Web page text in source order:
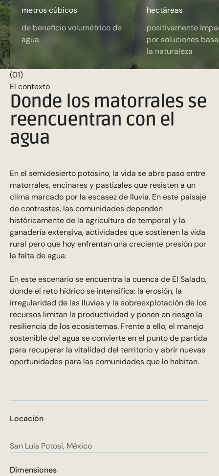
metros cúbicos
de beneficio volumétrico de
agua
hectáreas
positivamente
por soluciones
la naturaleza
(01)
El contexto
Donde los matorrales se
reencuentran con el
agua
En el semidesierto potosino, la vida se abre paso entre
matorrales, encinares y pastizales que resisten a un
clima marcado por la escasez de lluvia. En este paisaje
de contrastes, las comunidades dependen
históricamente de la agricultura de temporal y la
ganadería extensiva, actividades que sostienen la vida
rural pero que hoy enfrentan una creciente presión por
la falta de agua.
En este escenario se encuentra la cuenca de El Salado,
donde el reto hídrico se intensifica: la erosión, la
irregularidad de las lluvias y la sobreexplotación de los
recursos limitan la productividad y ponen en riesgo la
resiliencia de los ecosistemas. Frente a ello, el manejo
sostenible del agua se convierte en el punto de partida
para recuperar la vitalidad del territorio y abrir nuevas
oportunidades para las comunidades que lo habitan.
Locación
San Luis Potosí, México
Dimensiones